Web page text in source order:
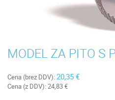
MODEL ZA PITO S
Cena (brez DDV): 20,35 €
Cena (z DDV): 24,83 €